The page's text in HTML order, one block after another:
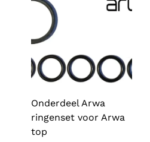
Onderdeel Arwa
ringenset voor Arwa
top